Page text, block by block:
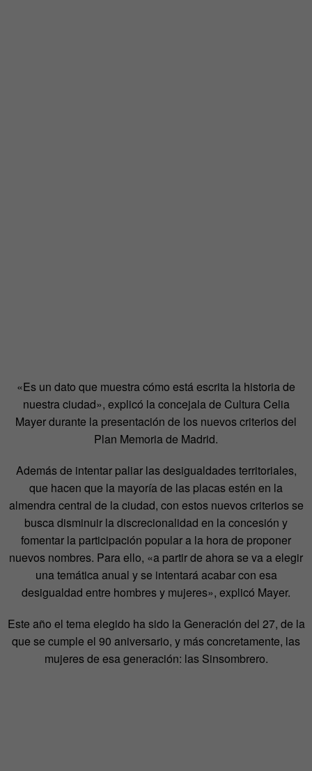
«Es un dato que muestra cómo está escrita la historia de
nuestra ciudad», explicó la concejala de Cultura Celia
Mayer durante la presentación de los nuevos criterios del
Plan Memoria de Madrid.
Además de intentar paliar las desigualdades territoriales,
que hacen que la mayoría de las placas estén en la
almendra central de la ciudad, con estos nuevos criterios se
busca disminuir la discrecionalidad en la concesión y
fomentar la participación popular a la hora de proponer
nuevos nombres. Para ello, «a partir de ahora se va a elegir
una temática anual y se intentará acabar con esa
desigualdad entre hombres y mujeres», explicó Mayer.
Este año el tema elegido ha sido la Generación del 27, de la
que se cumple el 90 aniversario, y más concretamente, las
mujeres de esa generación: las Sinsombrero.